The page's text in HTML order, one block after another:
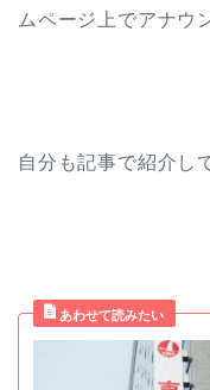
ムページ上でアナウ
自分も記事で紹介し